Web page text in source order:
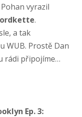
vyrazil
.
a tak
WUB. Prostě Dan
rádi připojíme…
Ep. 3: